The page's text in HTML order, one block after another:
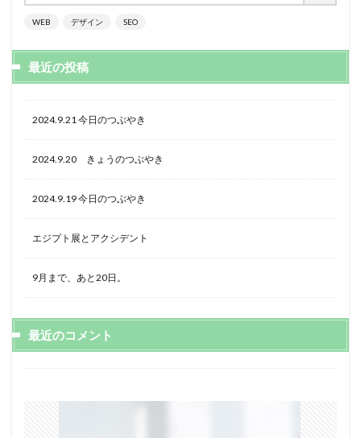
WEB デザイン SEO
最近の投稿
2024.9.21 今日のつぶやき
2024.9.20 きょうのつぶやき
2024.9.19 今日のつぶやき
エジプト展とアクシデント
9月まで、あと20日。
最近のコメント